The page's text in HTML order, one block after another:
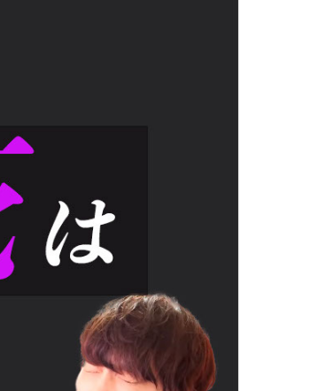
2024年6月15日
結婚したいなら今の〇〇を
捨てろ！